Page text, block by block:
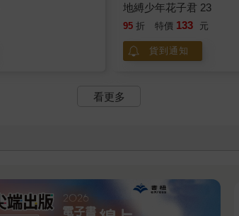
地縛少年花子君 23
95 折 特價 133 元
貨到通知
看更多